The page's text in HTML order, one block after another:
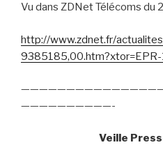
Vu dans ZDNet Télécoms du
http://www.zdnet.fr/
——————————-
Veille